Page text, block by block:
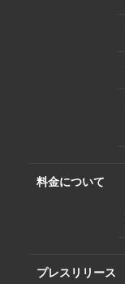
料金について
プレスリリース